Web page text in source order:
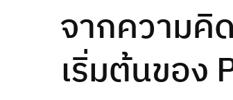
โปโล
ยูนิฟอร์ม
พร้อม
โลโก้
และ
อุตสาหกรรม
เขียว
ระดับ
ที่2
จากความคิ
เริ่มต้นของ